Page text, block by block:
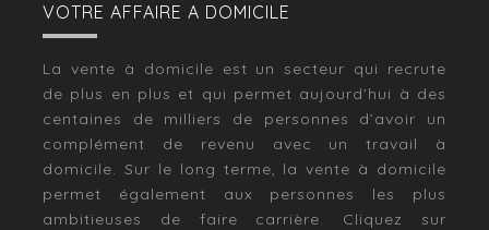
VOTRE AFFAIRE A DOMICILE
La vente à domicile est un secteur qui recrute
de plus en plus et qui permet aujourd’hui à des
centaines de milliers de personnes d’avoir un
complément de revenu avec un travail à
domicile. Sur le long terme, la vente à domicile
permet également aux personnes les plus
ambitieuses de faire carrière. Cliquez sur